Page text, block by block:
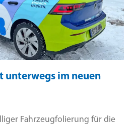
unterwegs im neuen
Fahrzeugfolierung für die